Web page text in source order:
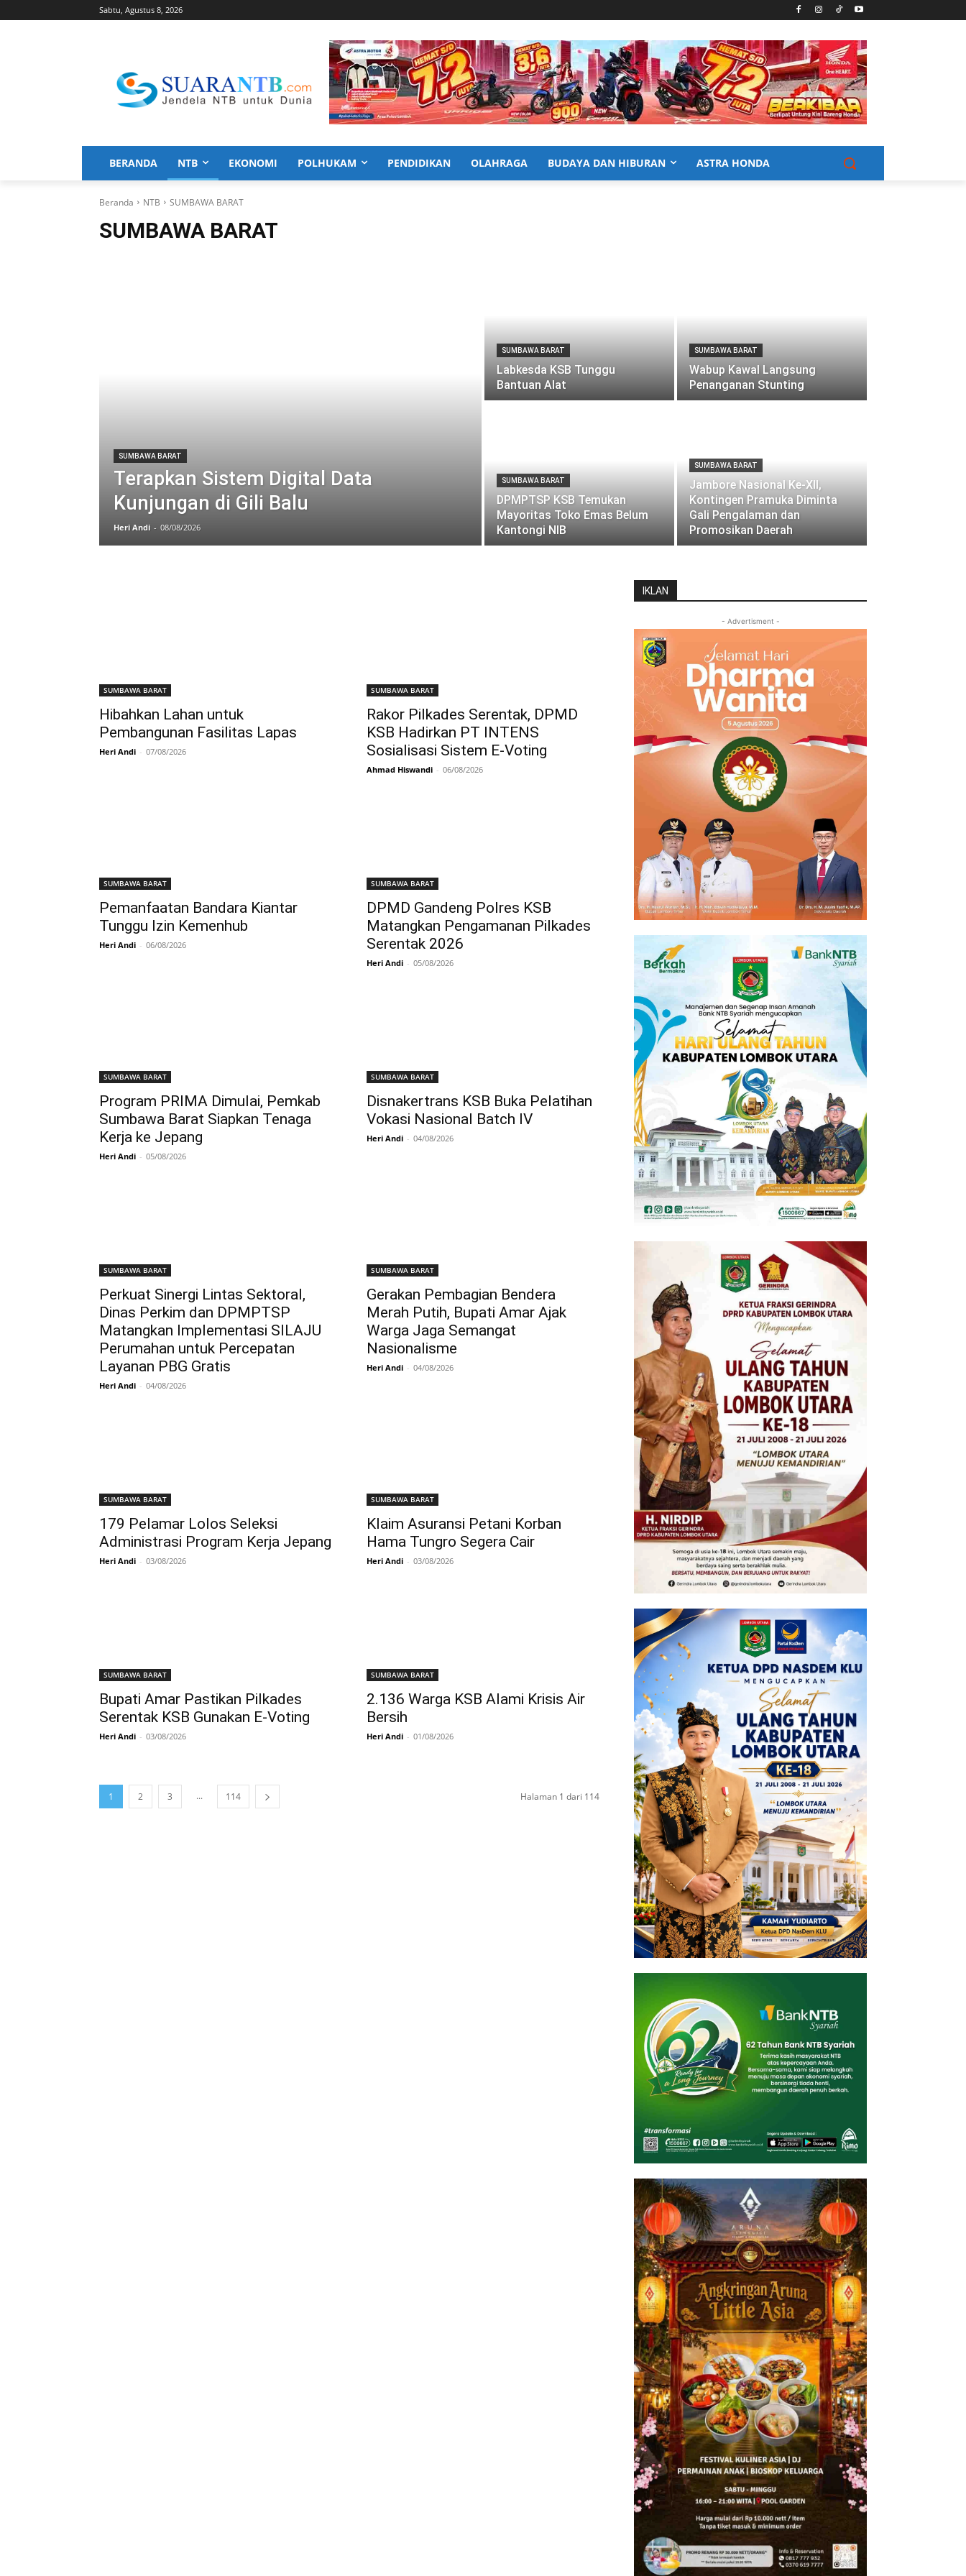
Sabtu, Agustus 8, 2026
BERANDA NTB EKONOMI POLHUKAM PENDIDIKAN OLAHRAGA BUDAYA DAN HIBURAN ASTRA HONDA
Beranda NTB SUMBAWA BARAT
SUMBAWA BARAT
SUMBAWA BARAT
Terapkan Sistem Digital Data
Kunjungan di Gili Balu
Heri Andi - 08/08/2026
SUMBAWA BARAT
Labkesda KSB Tunggu
Bantuan Alat
SUMBAWA BARAT
Wabup Kawal Langsung
Penanganan Stunting
SUMBAWA BARAT
DPMPTSP KSB Temukan
Mayoritas Toko Emas Belum
Kantongi NIB
SUMBAWA BARAT
Jambore Nasional Ke-XII,
Kontingen Pramuka Diminta
Gali Pengalaman dan
Promosikan Daerah
SUMBAWA BARAT
Hibahkan Lahan untuk
Pembangunan Fasilitas Lapas
Heri Andi - 07/08/2026
SUMBAWA BARAT
Rakor Pilkades Serentak, DPMD
KSB Hadirkan PT INTENS
Sosialisasi Sistem E-Voting
Ahmad Hiswandi - 06/08/2026
SUMBAWA BARAT
Pemanfaatan Bandara Kiantar
Tunggu Izin Kemenhub
Heri Andi - 06/08/2026
SUMBAWA BARAT
DPMD Gandeng Polres KSB
Matangkan Pengamanan Pilkades
Serentak 2026
Heri Andi - 05/08/2026
SUMBAWA BARAT
Program PRIMA Dimulai, Pemkab
Sumbawa Barat Siapkan Tenaga
Kerja ke Jepang
Heri Andi - 05/08/2026
SUMBAWA BARAT
Disnakertrans KSB Buka Pelatihan
Vokasi Nasional Batch IV
Heri Andi - 04/08/2026
SUMBAWA BARAT
Perkuat Sinergi Lintas Sektoral,
Dinas Perkim dan DPMPTSP
Matangkan Implementasi SILAJU
Perumahan untuk Percepatan
Layanan PBG Gratis
Heri Andi - 04/08/2026
SUMBAWA BARAT
Gerakan Pembagian Bendera
Merah Putih, Bupati Amar Ajak
Warga Jaga Semangat
Nasionalisme
Heri Andi - 04/08/2026
SUMBAWA BARAT
179 Pelamar Lolos Seleksi
Administrasi Program Kerja Jepang
Heri Andi - 03/08/2026
SUMBAWA BARAT
Klaim Asuransi Petani Korban
Hama Tungro Segera Cair
Heri Andi - 03/08/2026
SUMBAWA BARAT
Bupati Amar Pastikan Pilkades
Serentak KSB Gunakan E-Voting
Heri Andi - 03/08/2026
SUMBAWA BARAT
2.136 Warga KSB Alami Krisis Air
Bersih
Heri Andi - 01/08/2026
1 2 3 ... 114 Halaman 1 dari 114
IKLAN
- Advertisment -